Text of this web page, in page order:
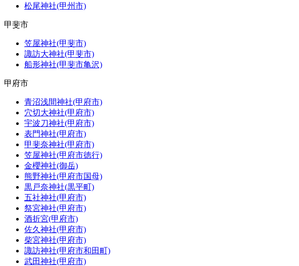
松尾神社(甲州市)
甲斐市
笠屋神社(甲斐市)
諏訪大神社(甲斐市)
船形神社(甲斐市亀沢)
甲府市
青沼浅間神社(甲府市)
穴切大神社(甲府市)
宇波刀神社(甲府市)
表門神社(甲府市)
甲斐奈神社(甲府市)
笠屋神社(甲府市徳行)
金櫻神社(御岳)
熊野神社(甲府市国母)
黒戸奈神社(黒平町)
五社神社(甲府市)
祭宮神社(甲府市)
酒折宮(甲府市)
佐久神社(甲府市)
柴宮神社(甲府市)
諏訪神社(甲府市和田町)
武田神社(甲府市)